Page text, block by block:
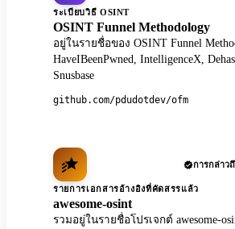
ระเบียบวิธี OSINT
OSINT Funnel Methodology
อยู่ในรายชื่อของ OSINT Funnel
HaveIBeenPwned, IntelligenceX,
Snusbase
github.com/pdudotdev/ofm
การกล่าว
รายการเอกสารอ้างอิงที่คัดสรรแล้ว
awesome-osint
รวมอยู่ในรายชื่อโปรเจกต์ awesome-